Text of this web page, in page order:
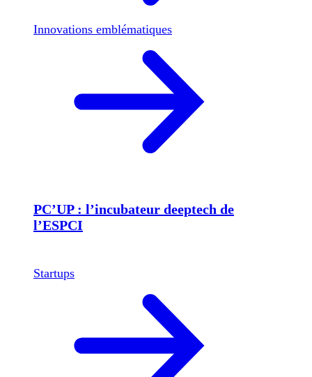
Innovations emblématiques
PC’UP : l’incubateur deeptech de
l’ESPCI
Startups